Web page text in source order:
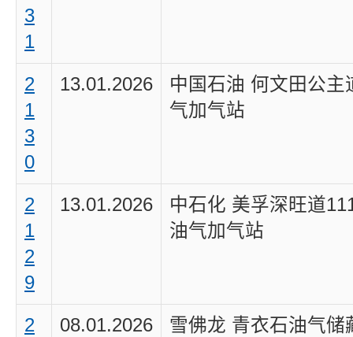
3
1
2
1
3
0
13.01.2026
中国石油 何文田公主
气加气站
2
1
2
9
13.01.2026
中石化 美孚深旺道
油气加气站
2
08.01.2026 雪佛龙 青衣石油气储